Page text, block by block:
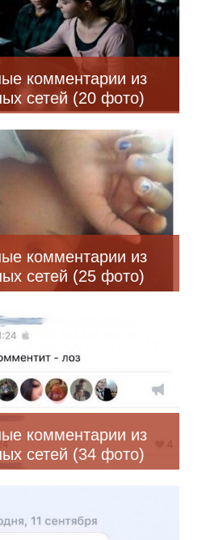
комментарии из
сетей (20 фото)
комментарии из
сетей (25 фото)
комментарии из
сетей (34 фото)